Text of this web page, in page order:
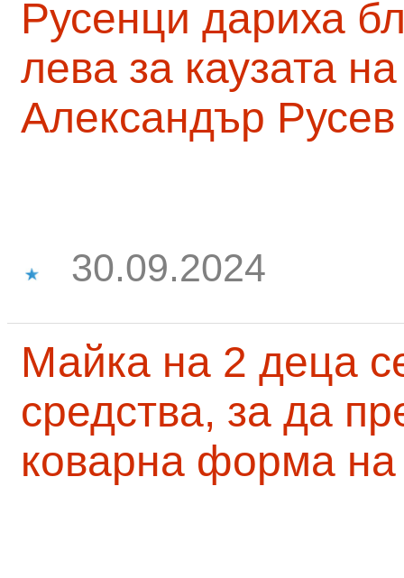
Русенци дариха
лева за каузата
Александър Русев
30.09.2024
Майка на 2 деца
средства, за да
коварна форма на